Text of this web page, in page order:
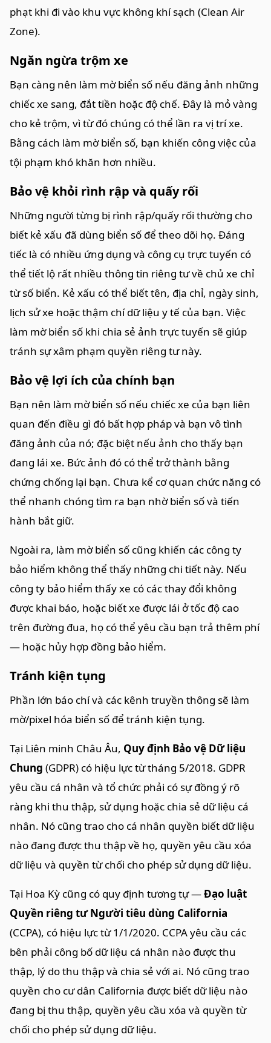
phạt khi đi vào khu vực không khí sạch (Clean Air
Zone).
Ngăn ngừa trộm xe
Bạn càng nên làm mờ biển số nếu đăng ảnh những
chiếc xe sang, đắt tiền hoặc độ chế. Đây là mỏ vàng
cho kẻ trộm, vì từ đó chúng có thể lần ra vị trí xe.
Bằng cách làm mờ biển số, bạn khiến công việc của
tội phạm khó khăn hơn nhiều.
Bảo vệ khỏi rình rập và quấy rối
Những người từng bị rình rập/quấy rối thường cho
biết kẻ xấu đã dùng biển số để theo dõi họ. Đáng
tiếc là có nhiều ứng dụng và công cụ trực tuyến có
thể tiết lộ rất nhiều thông tin riêng tư về chủ xe chỉ
từ số biển. Kẻ xấu có thể biết tên, địa chỉ, ngày sinh,
lịch sử xe hoặc thậm chí dữ liệu y tế của bạn. Việc
làm mờ biển số khi chia sẻ ảnh trực tuyến sẽ giúp
tránh sự xâm phạm quyền riêng tư này.
Bảo vệ lợi ích của chính bạn
Bạn nên làm mờ biển số nếu chiếc xe của bạn liên
quan đến điều gì đó bất hợp pháp và bạn vô tình
đăng ảnh của nó; đặc biệt nếu ảnh cho thấy bạn
đang lái xe. Bức ảnh đó có thể trở thành bằng
chứng chống lại bạn. Chưa kể cơ quan chức năng có
thể nhanh chóng tìm ra bạn nhờ biển số và tiến
hành bắt giữ.
Ngoài ra, làm mờ biển số cũng khiến các công ty
bảo hiểm không thể thấy những chi tiết này. Nếu
công ty bảo hiểm thấy xe có các thay đổi không
được khai báo, hoặc biết xe được lái ở tốc độ cao
trên đường đua, họ có thể yêu cầu bạn trả thêm phí
— hoặc hủy hợp đồng bảo hiểm.
Tránh kiện tụng
Phần lớn báo chí và các kênh truyền thông sẽ làm
mờ/pixel hóa biển số để tránh kiện tụng.
Tại Liên minh Châu Âu, Quy định Bảo vệ Dữ liệu
Chung (GDPR) có hiệu lực từ tháng 5/2018. GDPR
yêu cầu cá nhân và tổ chức phải có sự đồng ý rõ
ràng khi thu thập, sử dụng hoặc chia sẻ dữ liệu cá
nhân. Nó cũng trao cho cá nhân quyền biết dữ liệu
nào đang được thu thập về họ, quyền yêu cầu xóa
dữ liệu và quyền từ chối cho phép sử dụng dữ liệu.
Tại Hoa Kỳ cũng có quy định tương tự —Đạo luật
Quyền riêng tư Người tiêu dùng California
(CCPA), có hiệu lực từ 1/1/2020. CCPA yêu cầu các
bên phải công bố dữ liệu cá nhân nào được thu
thập, lý do thu thập và chia sẻ với ai. Nó cũng trao
quyền cho cư dân California được biết dữ liệu nào
đang bị thu thập, quyền yêu cầu xóa và quyền từ
chối cho phép sử dụng dữ liệu.